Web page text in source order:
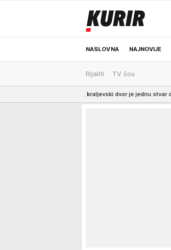
NASLOVNA NAJNOVIJE
ODRŽIVA BUDUĆNOST
Rijaliti TV šou
pre toga, kraljevski dvor je jednu stvar demantovao!